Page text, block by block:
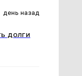
день назад
долги